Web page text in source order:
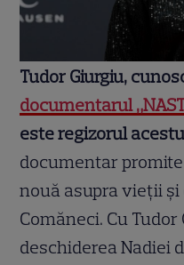
Tudor Giurgiu,
documentarul
este regizorul
documentar
nouă asupra vieții și
Comăneci. Cu
deschiderea Nadiei